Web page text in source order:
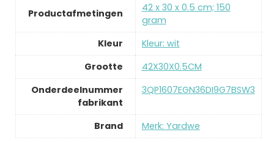
Productafmetingen
‎42 x 30 x 0.5 cm; 150
gram
Kleur
‎Kleur: wit
Grootte
‎42X30X0.5CM
Onderdeelnummer
fabrikant
‎3QP1607EGN36DI9G7BSW3
Brand Merk: Yardwe